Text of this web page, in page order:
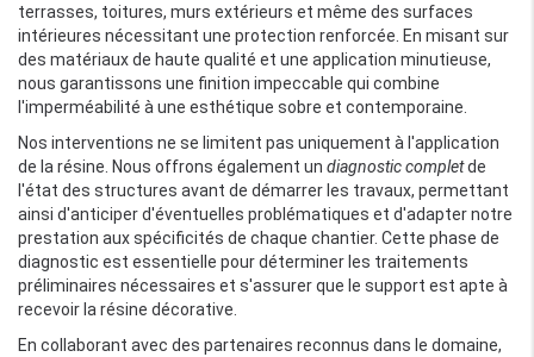
terrasses, toitures, murs extérieurs et même des surfaces
intérieures nécessitant une protection renforcée. En misant sur
des matériaux de haute qualité et une application minutieuse,
nous garantissons une finition impeccable qui combine
l'imperméabilité à une esthétique sobre et contemporaine.
Nos interventions ne se limitent pas uniquement à l'application
de la résine. Nous offrons également un diagnostic completde
l'état des structures avant de démarrer les travaux, permettant
ainsi d'anticiper d'éventuelles problématiques et d'adapter notre
prestation aux spécificités de chaque chantier. Cette phase de
diagnostic est essentielle pour déterminer les traitements
préliminaires nécessaires et s'assurer que le support est apte à
recevoir la résine décorative.
En collaborant avec des partenaires reconnus dans le domaine,